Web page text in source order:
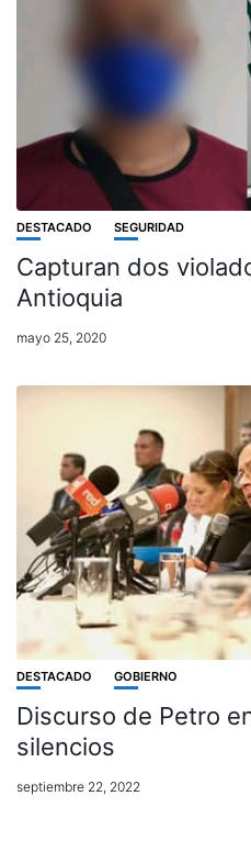
DESTACADO SEGURIDAD
Capturan dos
Antioquia
mayo 25, 2020
DESTACADO GOBIERNO
Discurso de Petro
silencios
septiembre 22, 2022